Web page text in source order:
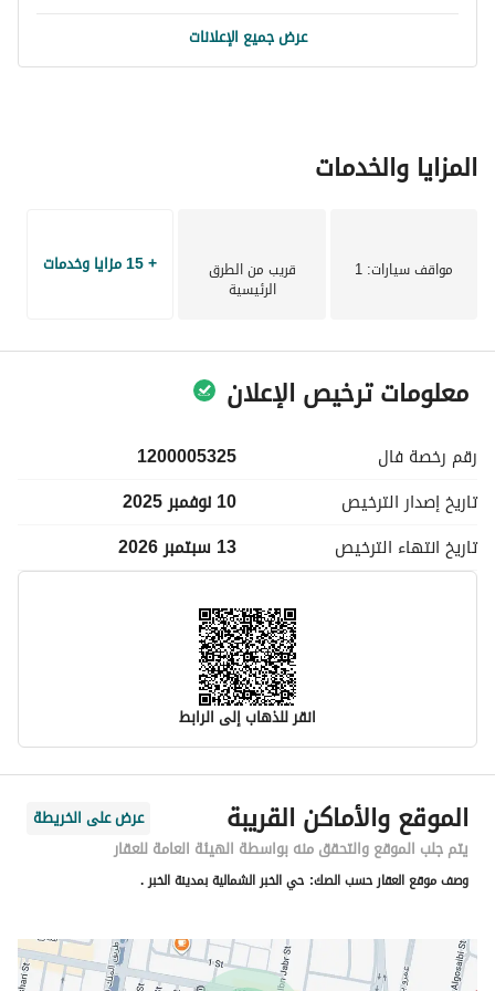
إذا كنت تبحث عن انتقال سهل إلى منزلك الجديد بدون متاعب
عرض جميع الإعلانات
المزايا والخدمات
مواقف سيارات: 1 قريب من الطرق
الرئيسية
+ 15 مزايا وخدمات
معلومات ترخيص الإعلان
رقم رخصة فال
1200005325
تاريخ إصدار الترخيص
10 نوفمبر 2025
تاريخ انتهاء الترخيص 13 سبتمبر 2026
انقر للذهاب إلى الرابط
معلومات مسؤول الإعلان
اسم المسؤول
عبدالرحمن ناصر بن ابراهيم الزكري
رقم المسؤول
0565656576
الموقع
الموقع والأماكن القريبة
عرض على الخريطة
يتم جلب الموقع والتحقق منه بواسطة الهيئة العامة للعقار
وصف موقع العقار حسب الصك: حي الخبر الشمالية بمدينة الخبر .